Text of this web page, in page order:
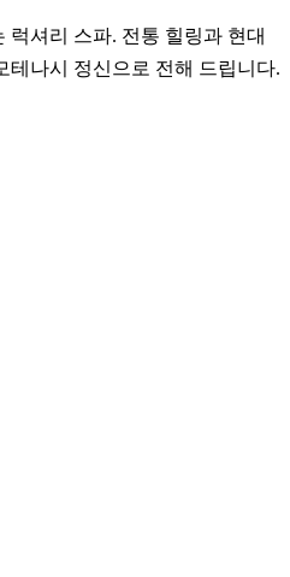
럭셔리 스파. 전통 힐링과 현대
테나시 정신으로 전해 드립니다.